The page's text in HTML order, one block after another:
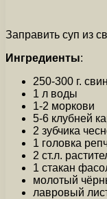
Заправить суп из
Ингредиенты:
250-300 г.
1 л воды
1-2 моркови
5-6 клубней
2 зубчика
1 головка
2 ст.л.
1 стакан
молотый
лавровый